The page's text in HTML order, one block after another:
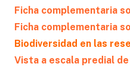
Ficha complementaria
Ficha complementaria
Biodiversidad en las
Vista a escala predial